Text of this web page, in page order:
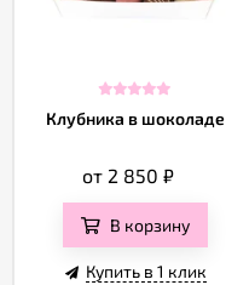
Клубника в шоколаде
от 2 850₽
В корзину
Купить в 1 клик